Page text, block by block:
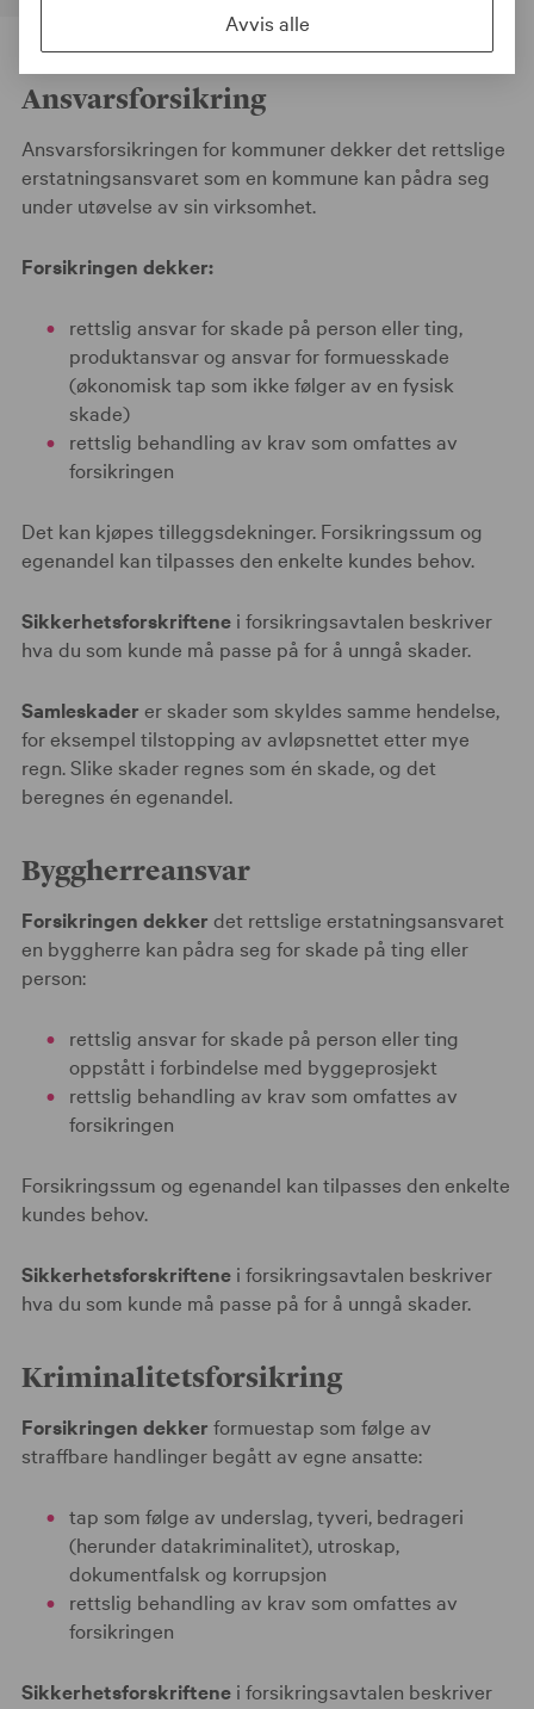
Ansvarsforsikring
Ansvarsforsikringen for kommuner dekker det rettslige
erstatningsansvaret som en kommune kan pådra seg
under utøvelse av sin virksomhet.
Forsikringen dekker:
rettslig ansvar for skade på person eller ting,
produktansvar og ansvar for formuesskade
(økonomisk tap som ikke følger av en fysisk
skade)
rettslig behandling av krav som omfattes av
forsikringen
Det kan kjøpes tilleggsdekninger. Forsikringssum og
egenandel kan tilpasses den enkelte kundes behov.
Sikkerhetsforskriftene i forsikringsavtalen beskriver
hva du som kunde må passe på for å unngå skader.
Samleskader er skader som skyldes samme hendelse,
for eksempel tilstopping av avløpsnettet etter mye
regn. Slike skader regnes som én skade, og det
beregnes én egenandel.
Byggherreansvar
Forsikringen dekker det rettslige erstatningsansvaret
en byggherre kan pådra seg for skade på ting eller
person:
rettslig ansvar for skade på person eller ting
oppstått i forbindelse med byggeprosjekt
rettslig behandling av krav som omfattes av
forsikringen
Forsikringssum og egenandel kan tilpasses den enkelte
kundes behov.
Sikkerhetsforskriftene i forsikringsavtalen beskriver
hva du som kunde må passe på for å unngå skader.
Kriminalitetsforsikring
Forsikringen dekker formuestap som følge av
straffbare handlinger begått av egne ansatte:
tap som følge av underslag, tyveri, bedrageri
(herunder datakriminalitet), utroskap,
dokumentfalsk og korrupsjon
rettslig behandling av krav som omfattes av
forsikringen
Sikkerhetsforskriftene i forsikringsavtalen beskriver
Avvis alle